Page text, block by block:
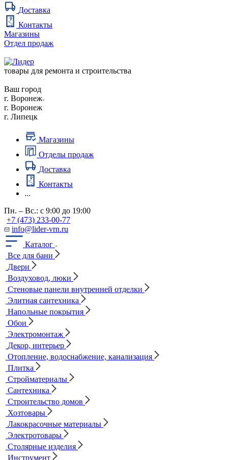
Доставка
Контакты
Магазины
Отдел продаж
товары для ремонта и строительства
Ваш город
г. Воронеж
г. Воронеж
г. Липецк
Магазины
Отделы продаж
Доставка
Контакты
...
Пн. – Вс.: с 9:00 до 19:00
+7 (473) 233-00-77
info@lider-vrn.ru
Каталог
Все для бани
Двери
Воздуховод, люки
Стеновые панели внутренней отделки
Элитная сантехника
Напольные покрытия
Обои
Электромонтаж
Декор, интерьер
Отопление, водоснабжение, канализация
Плитка
Стройматериалы
Сантехника
Строительство домов
Хозтовары
Лакокрасочные материалы
Электротовары
Столярные изделия
Инструмент